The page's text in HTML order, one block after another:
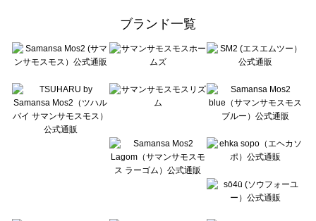
sō4ū（ソウフォーユー）のスカート一覧
Te chichi（テチチ）のスカート一覧
Te chichi CLASSIC（テチチ クラシック）のスカート一覧
Lugnoncure（ルノンキュール）のスカート一覧
BETTY'S BLUE（べティーズブルー）のスカート一覧
Wpc.（ワールドパーティー）のスカート一覧
ブランド一覧